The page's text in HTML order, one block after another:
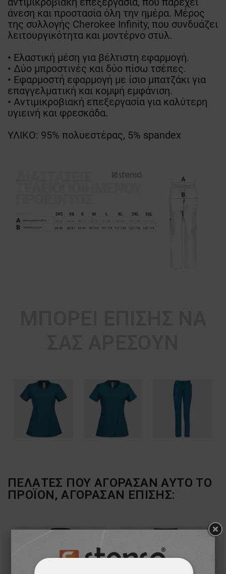
άνεση και προστασία όλη την ημέρα. Μέρος
της συλλογής Cherokee Infinity, που συνδυάζει
λειτουργικότητα και μοντέρνο στυλ.
• Ελαστική μέση για βέλτιστη εφαρμογή.
• Δύο μπροστινές και δύο πίσω τσέπες.
• Εφαρμοστή εφαρμογή με ίσιο μπατζάκι για
επαγγελματική και κομψή εμφάνιση.
• Αντιμικροβιακή επεξεργασία για καλύτερη
υγιεινή και φρεσκάδα.
ΥΛΙΚΟ: 95% πολυεστέρας, 5% spandex
ΠΕΛΆΤΕΣ ΠΟΥ ΑΓΌΡΑΣΑΝ ΑΥΤΌ ΤΟ
ΠΡΟΪΌΝ, ΑΓΌΡΑΣΑΝ ΕΠΊΣΗΣ: